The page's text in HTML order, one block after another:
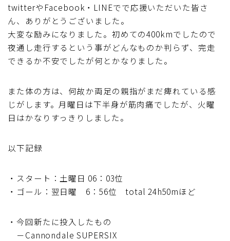
Di2関連
ブルべレポート2025
ブルべレポート2023
ブルベレポート2020
ブルベレポート2019
twitterやFacebook・LINEでで応援いただいた皆さ
ん、ありがとうございました。
大変な励みになりました。初めての400kmでしたので
夜通し走行するという事がどんなものか判らず、完走
できるか不安でしたが何とかなりました。
また体の方は、何故か両足の親指がまだ痺れている感
じがします。月曜日は下半身が筋肉痛でしたが、火曜
日はかなりすっきりしました。
以下記録
・スタート：土曜日 06：03位
・ゴール：翌日曜 6：56位 total 24h50mほど
・今回新たに投入したもの
－Cannondale SUPERSIX